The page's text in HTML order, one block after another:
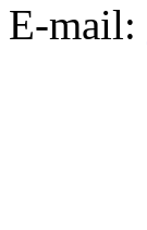
E-mail: